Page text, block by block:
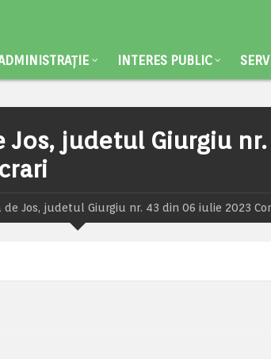
INTERES PUBLIC
Jos, judetul Giurgiu
de Jos, judetul Giurgiu nr. 43 din 06 iulie 2023